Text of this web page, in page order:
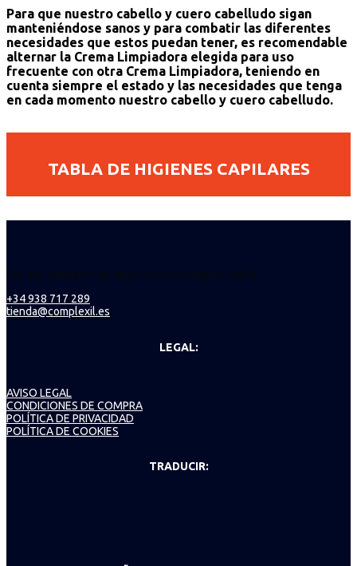
Para que nuestro cabello y cuero cabelludo sigan
manteniéndose sanos y para combatir las diferentes
necesidades que estos puedan tener, es recomendable
alternar la Crema Limpiadora elegida para uso
frecuente con otra Crema Limpiadora, teniendo en
cuenta siempre el estado y las necesidades que tenga
en cada momento nuestro cabello y cuero cabelludo.
TABLA DE HIGIENES CAPILARES
Pol. Ind. Can Barri c/A Nave 31 08415 Bigues i Riells
+34 938 717 289
tienda@complexil.es
LEGAL:
AVISO LEGAL
CONDICIONES DE COMPRA
POLÍTICA DE PRIVACIDAD
POLÍTICA DE COOKIES
TRADUCIR: